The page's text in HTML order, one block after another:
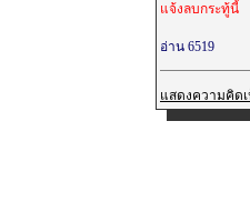
แจ้งลบกระทู้นี้
อ่าน 6519
แสดงความคิด